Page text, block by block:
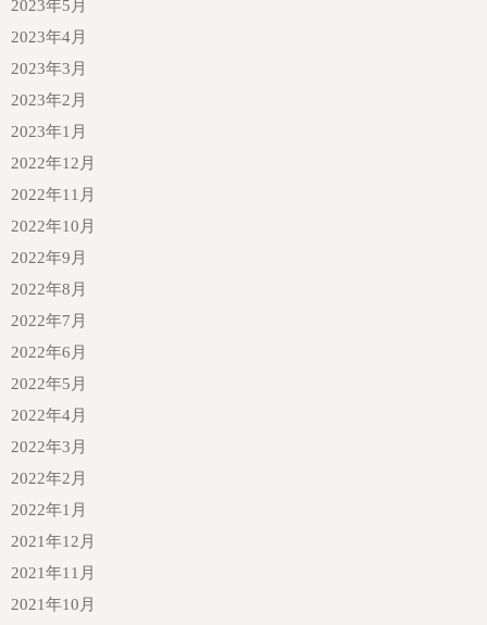
2023年5月
2023年4月
2023年3月
2023年2月
2023年1月
2022年12月
2022年11月
2022年10月
2022年9月
2022年8月
2022年7月
2022年6月
2022年5月
2022年4月
2022年3月
2022年2月
2022年1月
2021年12月
2021年11月
2021年10月